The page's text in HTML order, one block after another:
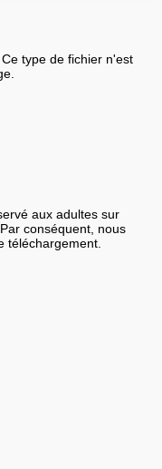
type de fichier n'est
aux adultes sur
conséquent, nous
téléchargement.